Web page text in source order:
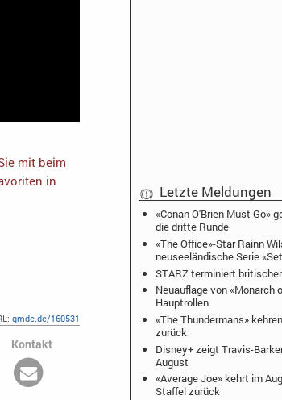
mit beim
in
qmde.de/160531
Kontakt
Letzte Meldungen
«Conan O'Brien Must Go»
die dritte Runde
«The Office»-Star Rainn
neuseeländische Serie
STARZ terminiert
Neuauflage von «Monarch
Hauptrollen
«The Thundermans»
zurück
Disney+ zeigt Travis-
August
«Average Joe» kehrt im
Staffel zurück